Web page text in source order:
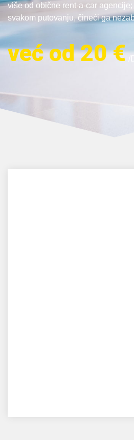
više od obične rent-a-car
svakom putovanju, čineći ga
već od 20 €